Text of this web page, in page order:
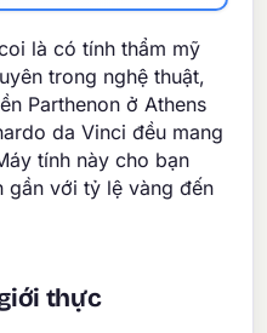
là có tính thẩm mỹ
trong nghệ thuật,
Parthenon ở Athens
da Vinci đều mang
tính này cho bạn
gần với tỷ lệ vàng đến
thực